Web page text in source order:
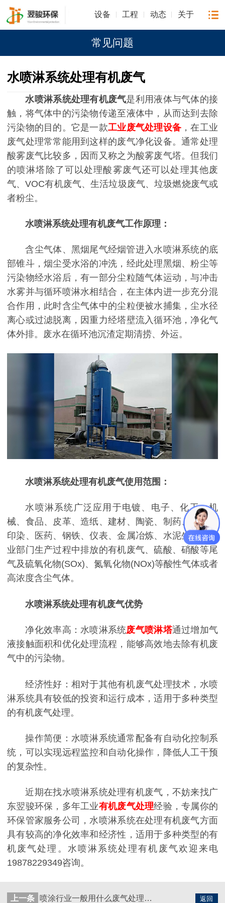
设备 工程 动态 关于
常见问题
水喷淋系统处理有机废气
水喷淋系统处理有机废气是利用液体与气体的接
触，将气体中的污染物传递至液体中，从而达到去除
污染物的目的。它是一款工业废气处理设备 ，在工业
废气处理常常能用到这样的废气净化设备。通常处理
酸雾废气比较多，因而又称之为酸雾废气塔。但我们
的喷淋塔除了可以处理酸雾废气还可以处理其他废
气、VOC有机废气、生活垃圾废气、垃圾燃烧废气或
者粉尘。
水喷淋系统处理有机废气工作原理：
含尘气体、黑烟尾气经烟管进入水喷淋系统的底
部锥斗，烟尘受水浴的冲洗，经此处理黑烟、粉尘等
污染物经水浴后，有一部分尘粒随气体运动，与冲击
水雾并与循环喷淋水相结合，在主体内进一步充分混
合作用，此时含尘气体中的尘粒便被水捕集，尘水径
离心或过滤脱离，因重力经塔壁流入循环池，净化气
体外排。废水在循环池沉渣定期清捞、外运。
水喷淋系统处理有机废气使用范围：
水喷淋系统 广泛应用于电镀、电子、化工、机
械、食品、皮革、造纸、建材、陶瓷、制药、轻工、
印染、医药、钢铁、仪表、金属冶炼、水泥生产等工
业部门生产过程中排放的有机废气、硫酸、硝酸等尾
气及硫氧化物(SOx)、氮氧化物(NOx)等酸性气体或者
高浓度含尘气体。
水喷淋系统处理有机废气优势
净化效率高：水喷淋系统废气喷淋塔通过增加气
液接触面积和优化处理流程，能够高效地去除有机废
气中的污染物。
经济性好：相对于其他有机废气处理技术，水喷
淋系统具有较低的投资和运行成本，适用于多种类型
的有机废气处理。
操作简便：水喷淋系统通常配备有自动化控制系
统，可以实现远程监控和自动化操作，降低人工干预
的复杂性。
近期在找水喷淋系统处理有机废气，不妨来找广
东翌骏环保，多年工业有机废气处理经验，专属你的
环保管家服务公司，水喷淋系统在处理有机废气方面
具有较高的净化效率和经济性，适用于多种类型的有
机废气处理。水喷淋系统处理有机废气欢迎来电
19878229349咨询。
返回
上一条 喷涂行业一般用什么废气处理方法